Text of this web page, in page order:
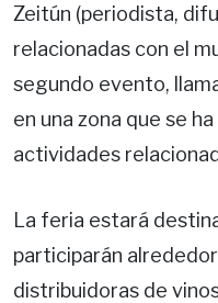
Zeitún (periodista,
relacionadas con el
segundo evento,
en una zona que se
actividades
La feria estará
participarán
distribuidoras de